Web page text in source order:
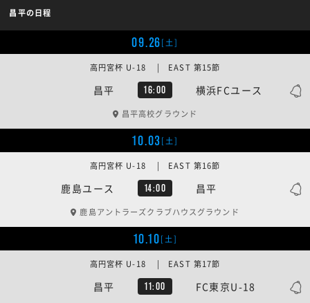
昌平の日程
09.26[土]
昌平 16:00 横浜FCユース
高円宮杯 U-18 | EAST 第15節
昌平高校グラウンド
10.03[土]
鹿島ユース 14:00 昌平
高円宮杯 U-18 | EAST 第16節
鹿島アントラーズクラブハウスグラウンド
10.10[土]
昌平 11:00 FC東京U-18
高円宮杯 U-18 | EAST 第17節